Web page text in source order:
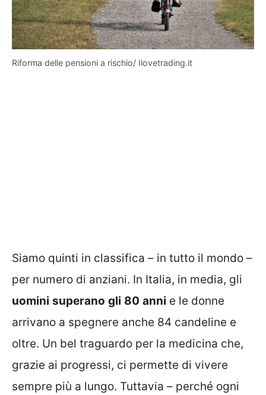
Riforma delle pensioni a rischio/ Ilovetrading.it
Siamo quinti in classifica – in tutto il mondo –
per numero di anziani. In Italia, in media, gli
uomini superano gli 80 anni e le donne
arrivano a spegnere anche 84 candeline e
oltre. Un bel traguardo per la medicina che,
grazie ai progressi, ci permette di vivere
sempre più a lungo. Tuttavia – perché ogni